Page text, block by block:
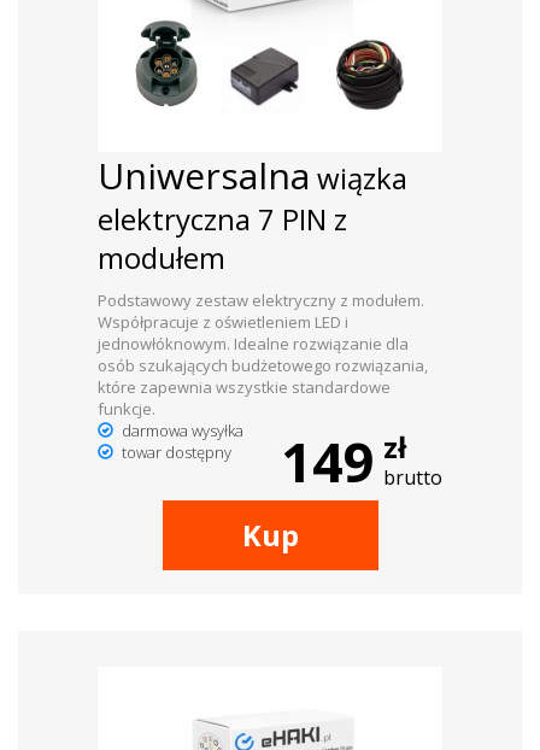
Uniwersalna wiązka
elektryczna 7 PIN z
modułem
Podstawowy zestaw elektryczny z modułem.
Współpracuje z oświetleniem LED i
jednowłóknowym. Idealne rozwiązanie dla
osób szukających budżetowego rozwiązania,
które zapewnia wszystkie standardowe
funkcje.
darmowa wysyłka
towar dostępny
149 zł
brutto
Kup